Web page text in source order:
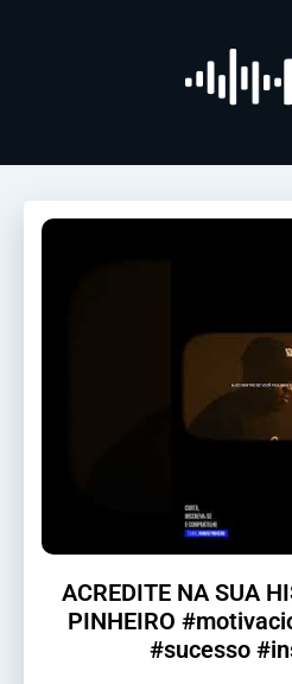
ACREDITE NA SUA
PINHEIRO
#sucesso